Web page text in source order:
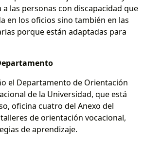
las personas con discapacidad que
en los oficios sino también en las
porque están adaptadas para
el Departamento de Orientación
de la Universidad, que está
oficina cuatro del Anexo del
de orientación vocacional,
de aprendizaje.